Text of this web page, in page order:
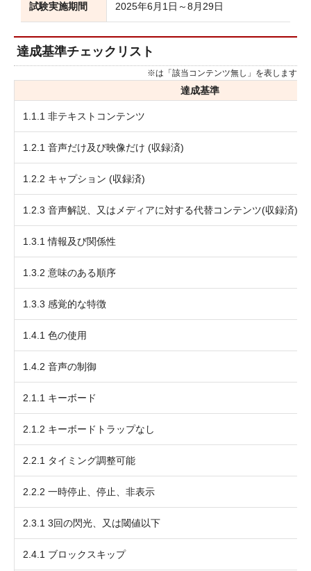
試験実施期間 2025年6月1日～8月29日
達成基準チェックリスト
※は「該当コンテンツ無し」を表します
達成基準
1.1.1 非テキストコンテンツ
1.2.1 音声だけ及び映像だけ (収録済)
1.2.2 キャプション (収録済)
1.2.3 音声解説、又はメディアに対する代替コンテンツ(収録済)
1.3.1 情報及び関係性
1.3.2 意味のある順序
1.3.3 感覚的な特徴
1.4.1 色の使用
1.4.2 音声の制御
2.1.1 キーボード
2.1.2 キーボードトラップなし
2.2.1 タイミング調整可能
2.2.2 一時停止、停止、非表示
2.3.1 3回の閃光、又は閾値以下
2.4.1 ブロックスキップ